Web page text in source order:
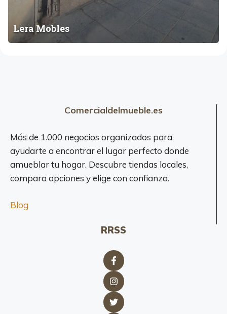
Lera Mobles
Comercialdelmueble.es
Más de 1.000 negocios organizados para
ayudarte a encontrar el lugar perfecto donde
amueblar tu hogar. Descubre tiendas locales,
compara opciones y elige con confianza.
Blog
RRSS